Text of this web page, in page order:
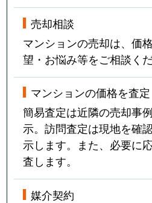
売却相談
マンションの売却は、価
望・お悩み等をご相談くだ
マンションの価格を査定
簡易査定は近隣の売却事
示。訪問査定は現地を確
示します。また、必要に
査します。
媒介契約